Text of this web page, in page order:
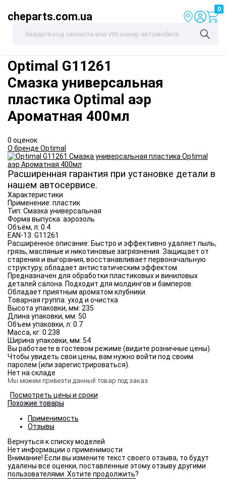
cheparts.com.ua
0
Optimal G11261
Смазка универсальная
пластика Optimal аэр
Ароматная 400мл
0 оценок
О бренде Optimal
Расширенная гарантия при установке детали в
нашем автосервисе.
Характеристики
Применение: пластик
Тип: Смазка универсальная
Форма выпуска: аэрозоль
Объём, л: 0.4
EAN-13: G11261
Расширенное описание: Быстро и эффективно удаляет пыль,
грязь, масляные и никотиновые загрязнения. Защищает от
старения и выгорания, восстанавливает первоначальную
структуру, обладает антистатическим эффектом.
Предназначен для обработки пластиковых и виниловых
деталей салона. Подходит для молдингов и бамперов.
Обладает приятным ароматом клубники.
Товарная группа: уход и очистка
Высота упаковки, мм: 235
Длина упаковки, мм: 50
Объем упаковки, л: 0.7
Масса, кг: 0.238
Ширина упаковки, мм: 54
Вы работаете в гостевом режиме (видите розничные цены).
Чтобы увидеть свои цены, вам нужно войти под своим
паролем (или зарегистрироваться).
Нет на складе
Мы можем привезти данный товар под заказ.
Посмотреть цены и сроки
Похожие товары
Применимость
Отзывы
Нет информации о применимости
Внимание! Если вы измените текст своего отзыва, то будут
удалены все оценки, поставленные этому отзыву другими
пользователями. Хотите продолжить?